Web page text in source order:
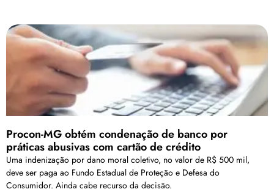
Procon-MG obtém condenação de banco por
práticas abusivas com cartão de crédito
Uma indenização por dano moral coletivo, no valor de R$ 500 mil,
deve ser paga ao Fundo Estadual de Proteção e Defesa do
Consumidor. Ainda cabe recurso da decisão.